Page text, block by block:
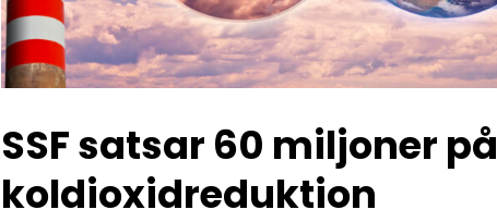
SSF satsar 60 miljoner på
koldioxidreduktion